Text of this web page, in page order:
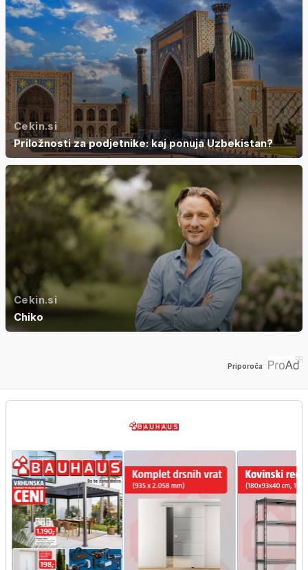
Cekin.si
Priložnosti za podjetnike: kaj ponuja Uzbekistan?
Cekin.si
Chiko
Priporoča